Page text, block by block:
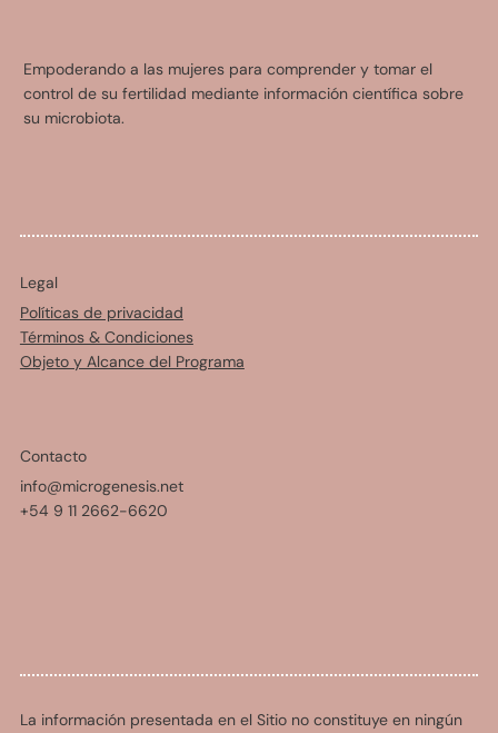
Empoderando a las mujeres para comprender y tomar el
control de su fertilidad mediante información científica sobre
su microbiota.
Legal
Políticas de privacidad
Términos & Condiciones
Objeto y Alcance del Programa
Contacto
info@microgenesis.net
+54 9 11 2662-6620
La información presentada en el Sitio no constituye en ningún